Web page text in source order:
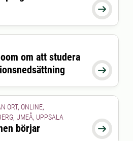

till2026-08-24 16:00:00 
om att studera

ORT, ONLINE,
UMEÅ, UPPSALA
börjar